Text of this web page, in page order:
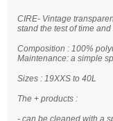
CIRE- Vintage
stand the test of time and
Composition : 100%
Maintenance: a simple
Sizes : 19XXS to 40L
The + products :
- can be cleaned with a